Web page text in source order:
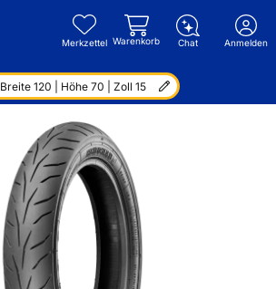
Merkzettel Warenkorb Chat Anmelden
Breite 120 | Höhe 70 | Zoll 15